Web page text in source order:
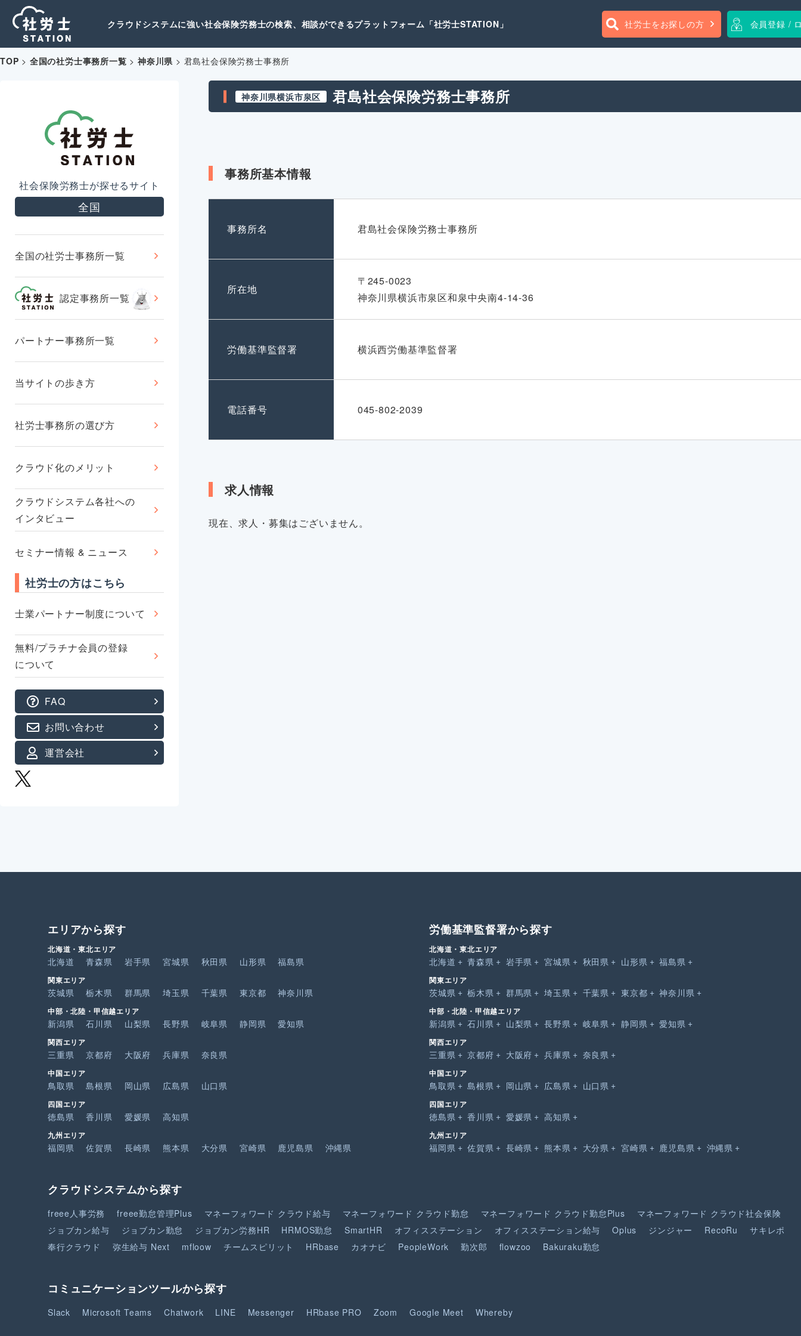
クラウドシステムに強い社会保険労務士の検索、相談ができるプラットフォーム「社労士STATION」 社労士をお探しの方 会員登録 /
TOP > 全国の社労士事務所一覧 >神奈川県 > 君島社会保険労務士事務所
社会保険労務士が探せるサイト
全国
全国の社労士事務所一覧
認定事務所一覧
パートナー事務所一覧
当サイトの歩き方
社労士事務所の選び方
クラウド化のメリット
クラウドシステム各社への
インタビュー
セミナー情報 & ニュース
社労士の方はこちら
士業パートナー制度について
無料/プラチナ会員の登録
について
FAQ
お問い合わせ
運営会社
神奈川県横浜市泉区 君島社会保険労務士事務所
事務所基本情報
事務所名 君島社会保険労務士事務所
所在地
〒245-0023
神奈川県横浜市泉区和泉中央南4-14-36
労働基準監督署 横浜西労働基準監督署
電話番号 045-802-2039
求人情報
現在、求人・募集はございません。
エリアから探す
北海道・東北エリア
北海道 青森県 岩手県 宮城県 秋田県 山形県 福島県
関東エリア
茨城県 栃木県 群馬県 埼玉県 千葉県 東京都 神奈川県
中部・北陸・甲信越エリア
新潟県 石川県 山梨県 長野県 岐阜県 静岡県 愛知県
関西エリア
三重県 京都府 大阪府 兵庫県 奈良県
中国エリア
鳥取県 島根県 岡山県 広島県 山口県
四国エリア
徳島県 香川県 愛媛県 高知県
九州エリア
福岡県 佐賀県 長崎県 熊本県 大分県 宮崎県 鹿児島県 沖縄県
労働基準監督署から探す
北海道・東北エリア
北海道 青森県 岩手県 宮城県 秋田県 山形県 福島県
関東エリア
茨城県 栃木県 群馬県 埼玉県 千葉県 東京都 神奈川県
中部・北陸・甲信越エリア
新潟県 石川県 山梨県 長野県 岐阜県 静岡県 愛知県
関西エリア
三重県 京都府 大阪府 兵庫県 奈良県
中国エリア
鳥取県 島根県 岡山県 広島県 山口県
四国エリア
徳島県 香川県 愛媛県 高知県
九州エリア
福岡県 佐賀県 長崎県 熊本県 大分県 宮崎県 鹿児島県 沖縄県
クラウドシステムから探す
freee人事労務 freee勤怠管理Plus マネーフォワード クラウド給与 マネーフォワード クラウド勤怠 マネーフォワード クラウド勤怠Plus マネーフォワード クラウド社会保険
ジョブカン給与
ジョブカン勤怠 ジョブカン労務HR HRMOS勤怠 SmartHR オフィスステーション オフィスステーション給与 Oplus ジンジャー RecoRu
サキレポ
奉行クラウド
弥生給与 Next mfloow チームスピリット HRbase カオナビ PeopleWork 勤次郎 flowzoo Bakuraku勤怠
コミュニケーションツールから探す
Slack Microsoft Teams Chatwork LINE Messenger HRbase PRO Zoom Google Meet Whereby